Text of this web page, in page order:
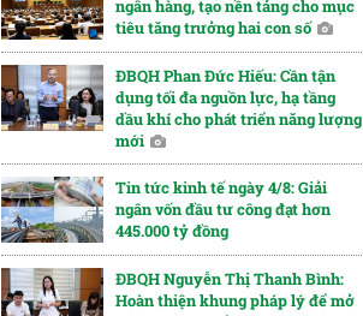
ngân hàng, tạo nền tảng cho mục
tiêu tăng trưởng hai con số
ĐBQH Phan Đức Hiếu: Cần tận
dụng tối đa nguồn lực, hạ tầng
dầu khí cho phát triển năng lượng
mới
Tin tức kinh tế ngày 4/8: Giải
ngân vốn đầu tư công đạt hơn
445.000 tỷ đồng
ĐBQH Nguyễn Thị Thanh Bình:
Hoàn thiện khung pháp lý để mở